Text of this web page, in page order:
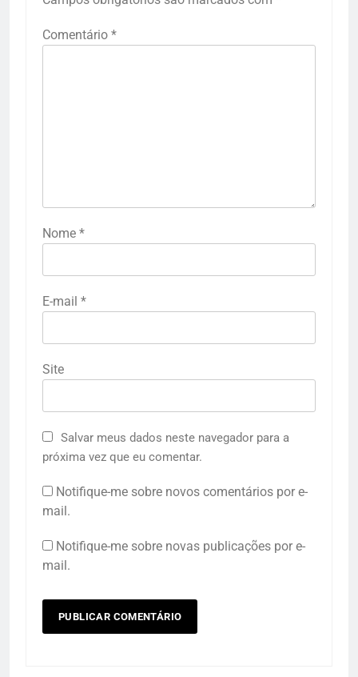
Comentário *
Nome *
E-mail *
Site
Salvar meus dados neste navegador para a
próxima vez que eu comentar.
Notifique-me sobre novos comentários por e-
mail.
Notifique-me sobre novas publicações por e-
mail.